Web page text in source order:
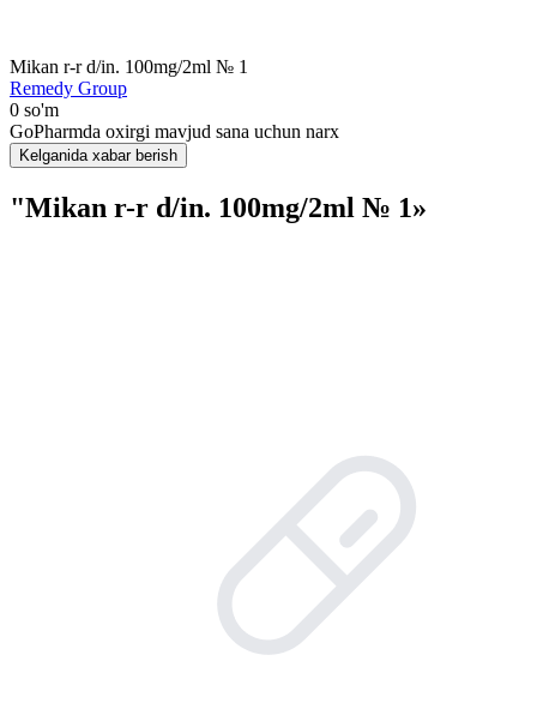
Mikan r-r d/in. 100mg/2ml № 1
Remedy Group
0 so'm
GoPharmda oxirgi mavjud sana uchun narx
Kelganida xabar berish
"Mikan r-r d/in. 100mg/2ml № 1»